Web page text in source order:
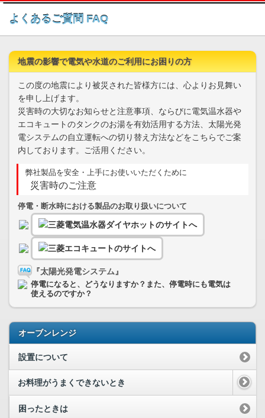
このページの本文へ
よくあるご質問 FAQ
地震の影響で電気や水道のご利用にお困りの方
この度の地震により被災された皆様方には、心よりお見舞い
を申し上げます。
災害時の大切なお知らせと注意事項、ならびに電気温水器や
エコキュートのタンクのお湯を有効活用する方法、太陽光発
電システムの自立運転への切り替え方法などをこちらでご案
内しております。ご活用ください。
弊社製品を安全・上手にお使いいただくために
災害時のご注意
停電・断水時における製品のお取り扱いについて
『太陽光発電システム』
停電になると、どうなりますか？また、停電時にも電気は
使えるのですか？
オーブンレンジ
設置について
お料理がうまくできないとき
困ったときは